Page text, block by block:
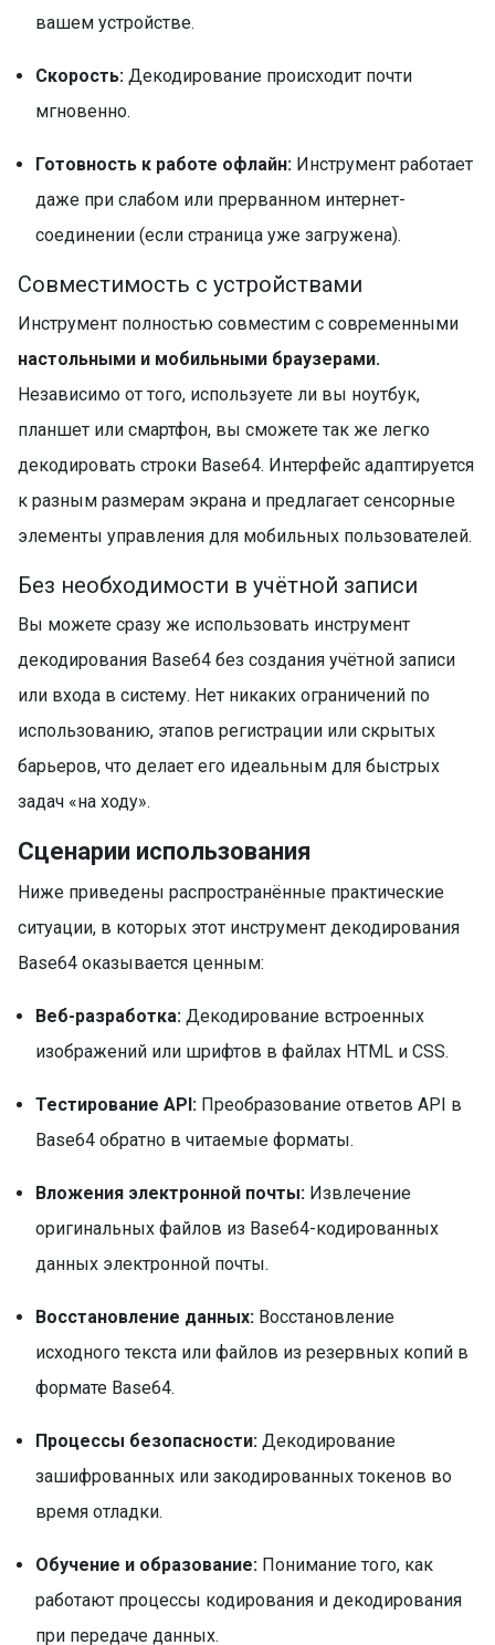
вашем устройстве.
Скорость: Декодирование происходит почти
мгновенно.
Готовность к работе офлайн: Инструмент работает
даже при слабом или прерванном интернет-
соединении (если страница уже загружена).
Совместимость с устройствами
Инструмент полностью совместим с современными
настольными и мобильными браузерами.
Независимо от того, используете ли вы ноутбук,
планшет или смартфон, вы сможете так же легко
декодировать строки Base64. Интерфейс адаптируется
к разным размерам экрана и предлагает сенсорные
элементы управления для мобильных пользователей.
Без необходимости в учётной записи
Вы можете сразу же использовать инструмент
декодирования Base64 без создания учётной записи
или входа в систему. Нет никаких ограничений по
использованию, этапов регистрации или скрытых
барьеров, что делает его идеальным для быстрых
задач «на ходу».
Сценарии использования
Ниже приведены распространённые практические
ситуации, в которых этот инструмент декодирования
Base64 оказывается ценным:
Веб-разработка: Декодирование встроенных
изображений или шрифтов в файлах HTML и CSS.
Тестирование API: Преобразование ответов API в
Base64 обратно в читаемые форматы.
Вложения электронной почты: Извлечение
оригинальных файлов из Base64-кодированных
данных электронной почты.
Восстановление данных: Восстановление
исходного текста или файлов из резервных копий в
формате Base64.
Процессы безопасности: Декодирование
зашифрованных или закодированных токенов во
время отладки.
Обучение и образование: Понимание того, как
работают процессы кодирования и декодирования
при передаче данных.